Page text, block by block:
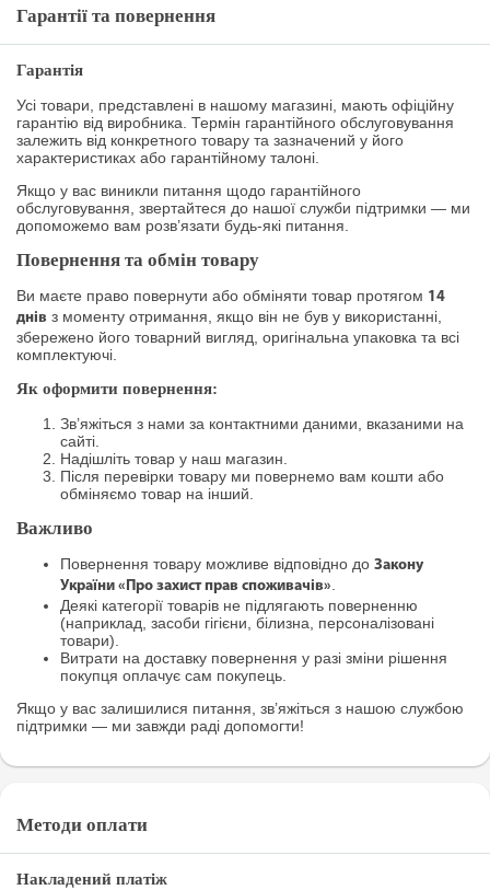
Гарантії та повернення
Гарантія
Усі товари, представлені в нашому магазині, мають офіційну
гарантію від виробника. Термін гарантійного обслуговування
залежить від конкретного товару та зазначений у його
характеристиках або гарантійному талоні.
Якщо у вас виникли питання щодо гарантійного
обслуговування, звертайтеся до нашої служби підтримки — ми
допоможемо вам розв’язати будь-які питання.
Повернення та обмін товару
Ви маєте право повернути або обміняти товар протягом 14
днів з моменту отримання, якщо він не був у використанні,
збережено його товарний вигляд, оригінальна упаковка та всі
комплектуючі.
Як оформити повернення:
Зв’яжіться з нами за контактними даними, вказаними на
сайті.
Надішліть товар у наш магазин.
Після перевірки товару ми повернемо вам кошти або
обміняємо товар на інший.
Важливо
Повернення товару можливе відповідно до Закону
України «Про захист прав споживачів».
Деякі категорії товарів не підлягають поверненню
(наприклад, засоби гігієни, білизна, персоналізовані
товари).
Витрати на доставку повернення у разі зміни рішення
покупця оплачує сам покупець.
Якщо у вас залишилися питання, зв’яжіться з нашою службою
підтримки — ми завжди раді допомогти!
Методи оплати
Накладений платіж